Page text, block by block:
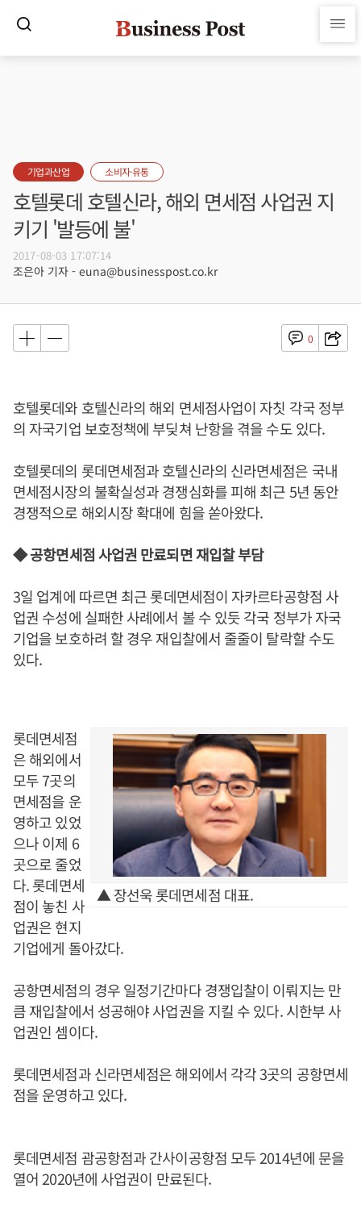
기업과산업 소비자·유통
호텔롯데 호텔신라, 해외 면세점 사업권 지
키기 '발등에 불'
2017-08-03 17:07:14
조은아 기자 - euna@businesspost.co.kr
0
호텔롯데와 호텔신라의 해외 면세점사업이 자칫 각국 정부
의 자국기업 보호정책에 부딪쳐 난항을 겪을 수도 있다.
호텔롯데의 롯데면세점과 호텔신라의 신라면세점은 국내
면세점시장의 불확실성과 경쟁심화를 피해 최근 5년 동안
경쟁적으로 해외시장 확대에 힘을 쏟아왔다.
◆ 공항면세점 사업권 만료되면 재입찰 부담
3일 업계에 따르면 최근 롯데면세점이 자카르타공항점 사
업권 수성에 실패한 사례에서 볼 수 있듯 각국 정부가 자국
기업을 보호하려 할 경우 재입찰에서 줄줄이 탈락할 수도
있다.
▲ 장선욱 롯데면세점 대표.
롯데면세점
은 해외에서
모두 7곳의
면세점을 운
영하고 있었
으나 이제 6
곳으로 줄었
다. 롯데면세
점이 놓친 사
업권은 현지
기업에게 돌아갔다.
공항면세점의 경우 일정기간마다 경쟁입찰이 이뤄지는 만
큼 재입찰에서 성공해야 사업권을 지킬 수 있다. 시한부 사
업권인 셈이다.
롯데면세점과 신라면세점은 해외에서 각각 3곳의 공항면세
점을 운영하고 있다.
롯데면세점 괌공항점과 간사이공항점 모두 2014년에 문을
열어 2020년에 사업권이 만료된다.